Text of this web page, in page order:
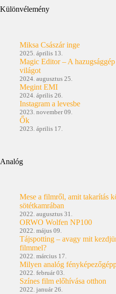
Különvélemény
Miksa Császár inge
2025. április 13.
Magic Editor – A
világot
2024. augusztus 25.
Megint EMI
2024. április 26.
Instagram a levesbe
2023. november 09.
Ők
2023. április 17.
Analóg
Mese a filmről, amit takarítás
sötétkamrában
2022. augusztus 31.
ORWO Wolfen NP100
2022. május 09.
Tájspotting – avagy mit
filmmel?
2022. március 17.
Milyen analóg
2022. február 03.
Színes film előhívása otthon
2022. január 26.